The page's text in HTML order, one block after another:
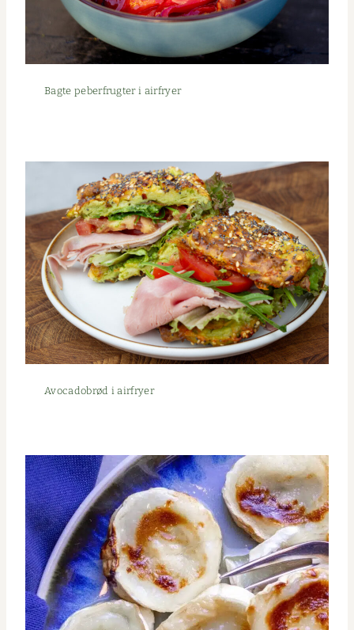
Bagte peber­frugter i airfryer
Avo­cado­brød i airfryer